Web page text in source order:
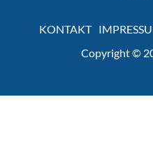
KONTAKT
Copyright ©